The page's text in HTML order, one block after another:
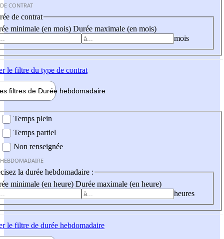
CONTRAT
de contrat
minimale (en mois) Durée maximale (en mois)
mois
le filtre du type de contrat
filtres de Durée hebdomadaire
Temps plein
Temps partiel
Non renseignée
la durée hebdomadaire :
minimale (en heure) Durée maximale (en heure)
heures
le filtre de durée hebdomadaire